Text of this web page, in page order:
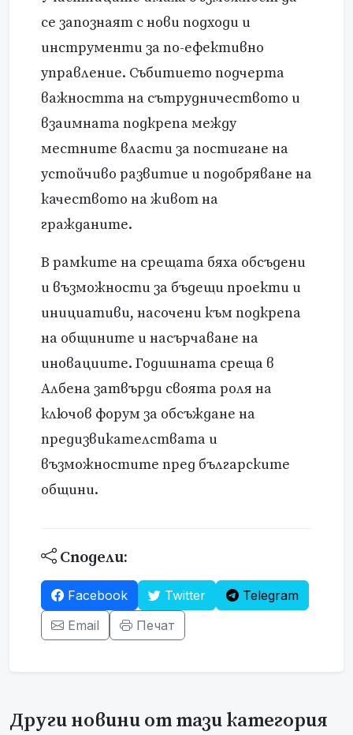
се запознаят с нови подходи и
инструменти за по-ефективно
управление. Събитието подчерта
важността на сътрудничеството и
взаимната подкрепа между
местните власти за постигане на
устойчиво развитие и подобряване на
качеството на живот на
гражданите.
В рамките на срещата бяха обсъдени
и възможности за бъдещи проекти и
инициативи, насочени към подкрепа
на общините и насърчаване на
иновациите. Годишната среща в
Албена затвърди своята роля на
ключов форум за обсъждане на
предизвикателствата и
възможностите пред българските
общини.
Сподели:
Facebook Twitter
Telegram
Email
Печат
Други новини от тази категория